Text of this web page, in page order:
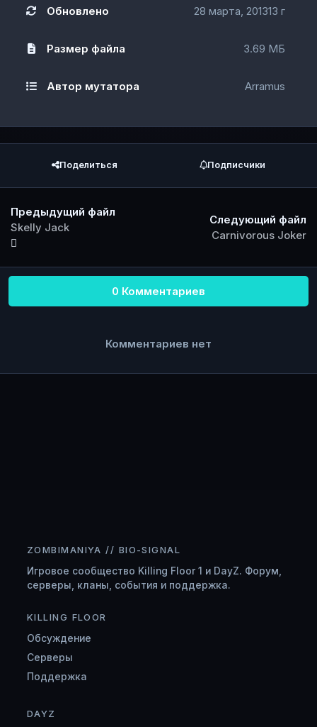
Обновлено 28 марта, 201313 г
Размер файла 3.69 МБ
Автор мутатора Arramus
Поделиться Подписчики
Предыдущий файл
Skelly Jack
Следующий файл
Carnivorous Joker
0 Комментариев
Комментариев нет
ZOMBIMANIYA // BIO-SIGNAL
Игровое сообщество Killing Floor 1 и DayZ. Форум,
серверы, кланы, события и поддержка.
KILLING FLOOR
Обсуждение
Серверы
Поддержка
DAYZ